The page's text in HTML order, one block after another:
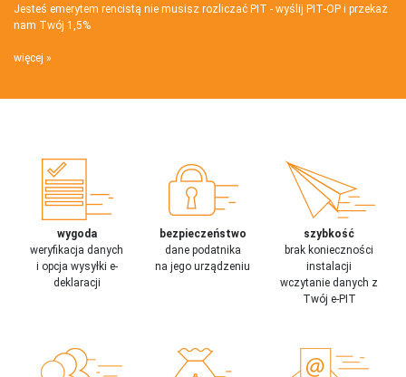
Jesteś emerytem rencistą nie musisz rozliczać PIT - wyślij PIT‑OP i przekaż
nam Twój 1,5%
więcej
wygoda
weryfikacja danych
i opcja wysyłki e-
deklaracji
bezpieczeństwo
dane podatnika
na jego urządzeniu
szybkość
brak konieczności
instalacji
wczytanie danych z
Twój e-PIT